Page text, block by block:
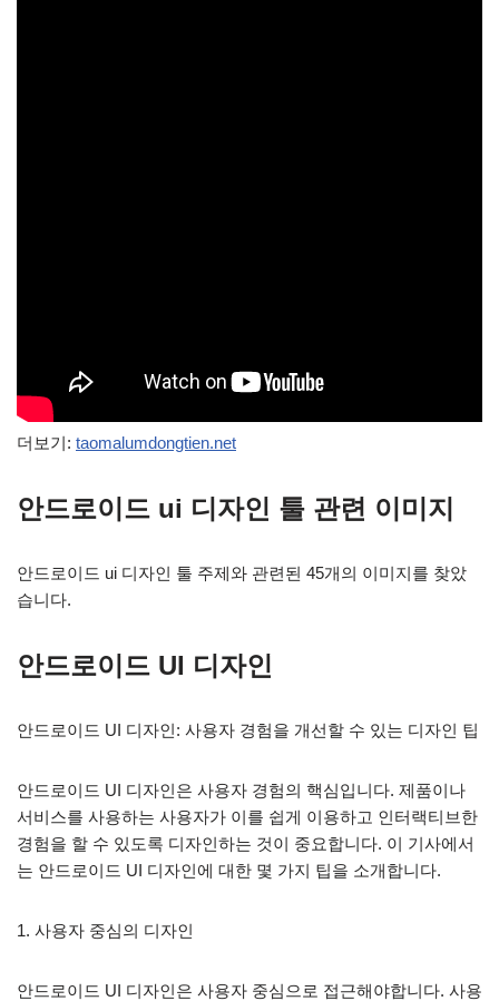
더보기: taomalumdongtien.net
안드로이드 ui 디자인 툴 관련 이미지
안드로이드 ui 디자인 툴 주제와 관련된 45개의 이미지를 찾았
습니다.
안드로이드 UI 디자인
안드로이드 UI 디자인: 사용자 경험을 개선할 수 있는 디자인 팁
안드로이드 UI 디자인은 사용자 경험의 핵심입니다. 제품이나
서비스를 사용하는 사용자가 이를 쉽게 이용하고 인터랙티브한
경험을 할 수 있도록 디자인하는 것이 중요합니다. 이 기사에서
는 안드로이드 UI 디자인에 대한 몇 가지 팁을 소개합니다.
1. 사용자 중심의 디자인
안드로이드 UI 디자인은 사용자 중심으로 접근해야합니다. 사용